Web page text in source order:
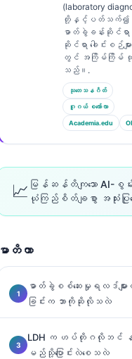
(laboratory
တို့နှင့်ပတ်သက်၍
ဓာတ်ခွဲခန်းဆိုင်ရာ
ဆိုင်ရာ ခေါင်းစဉ်မျာ
တွင် အကြိမ်ကြိမ်
သည်။.
သုတေသနဂိတ်
ဂူဂယ် စကော်လာ
Academia.edu
📈 မြန်ဆန်တိကျသော AI-စွ
ယုံကြည်စိတ်ချစွာ အသုံးပ
မာတိကာ
ဓာတ်ခွဲစစ်ဆေးမှုရလဒ်မ
ခြင်းက ဘာကိုဆိုလိုသလဲ
LDH က ဟပ်တိုဂလိုဘင် န
မည်သို့ပြောင်းလဲစေသလဲ